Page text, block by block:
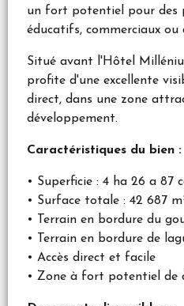
un fort potentiel pour des
éducatifs, commerciaux ou
Situé avant l'Hôtel
profite d'une excellente
direct, dans une zone
développement.
Caractéristiques du bien :
• Superficie : 4 ha 26 a 87
• Surface totale : 42 687
• Terrain en bordure du
• Terrain en bordure de
• Accès direct et facile
• Zone à fort potentiel de